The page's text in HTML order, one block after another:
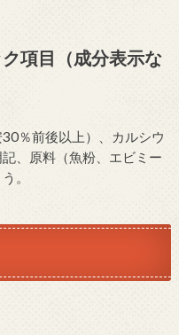
項目（成分表示な
％前後以上）、カルシウ
、原料（魚粉、エビミー
。